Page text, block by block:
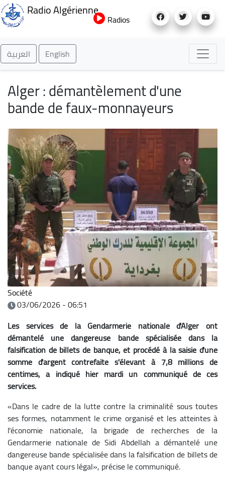
au
Radio Algérienne
Radios
العربية English
Alger : démantèlement d'une
bande de faux-monnayeurs
Société
03/06/2026 - 06:51
Les services de la Gendarmerie nationale d'Alger ont
démantelé une dangereuse bande spécialisée dans la
falsification de billets de banque, et procédé à la saisie d'une
somme d'argent contrefaite s'élevant à 7,8 millions de
centimes, a indiqué hier mardi un communiqué de ces
services.
«Dans le cadre de la lutte contre la criminalité sous toutes
ses formes, notamment le crime organisé et les atteintes à
l'économie nationale, la brigade de recherches de la
Gendarmerie nationale de Sidi Abdellah a démantelé une
dangereuse bande spécialisée dans la falsification de billets de
banque ayant cours légal», précise le communiqué.